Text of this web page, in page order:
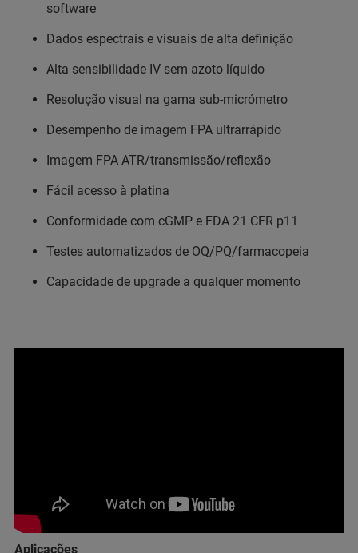
software
Dados espectrais e visuais de alta definição
Alta sensibilidade IV sem azoto líquido
Resolução visual na gama sub-micrómetro
Desempenho de imagem FPA ultrarrápido
Imagem FPA ATR/transmissão/reflexão
Fácil acesso à platina
Conformidade com cGMP e FDA 21 CFR p11
Testes automatizados de OQ/PQ/farmacopeia
Capacidade de upgrade a qualquer momento
Aplicações